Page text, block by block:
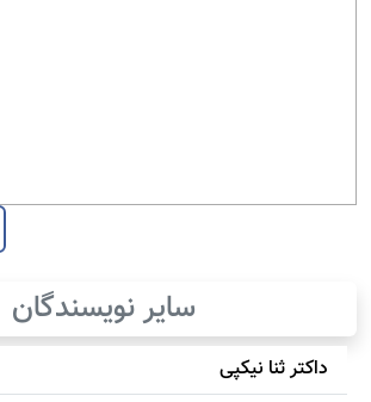
سایر نویسندگان
داکتر ثنا نیکپی